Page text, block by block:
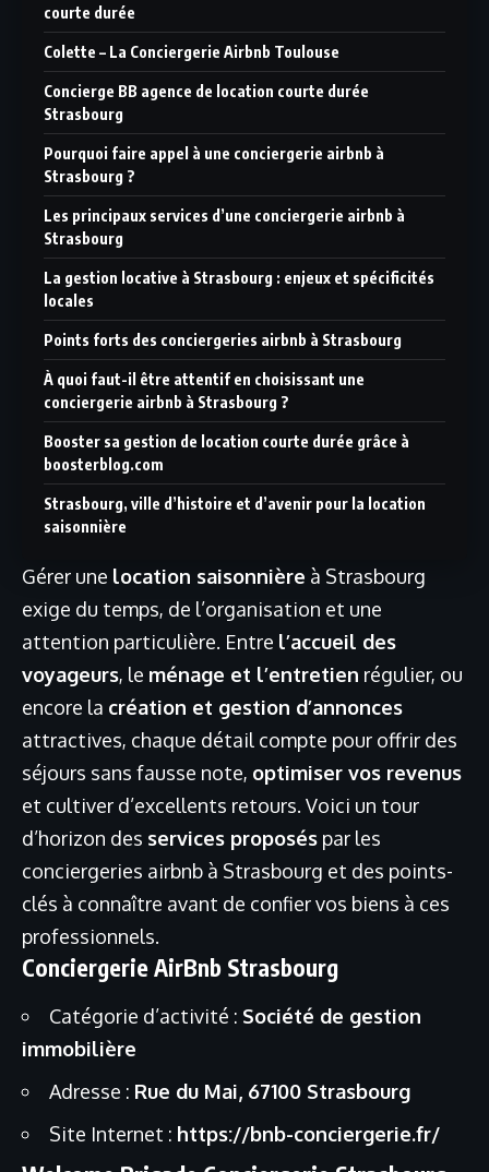
courte durée
Colette – La Conciergerie Airbnb Toulouse
Concierge BB agence de location courte durée
Strasbourg
Pourquoi faire appel à une conciergerie airbnb à
Strasbourg ?
Les principaux services d’une conciergerie airbnb à
Strasbourg
La gestion locative à Strasbourg : enjeux et spécificités
locales
Points forts des conciergeries airbnb à Strasbourg
À quoi faut-il être attentif en choisissant une
conciergerie airbnb à Strasbourg ?
Booster sa gestion de location courte durée grâce à
boosterblog.com
Strasbourg, ville d’histoire et d’avenir pour la location
saisonnière
Gérer une location saisonnière à Strasbourg
exige du temps, de l’organisation et une
attention particulière. Entre l’accueil des
voyageurs, le ménage et l’entretien régulier, ou
encore la création et gestion d’annonces
attractives, chaque détail compte pour offrir des
séjours sans fausse note, optimiser vos revenus
et cultiver d’excellents retours. Voici un tour
d’horizon des services proposés par les
conciergeries airbnb à Strasbourg et des points-
clés à connaître avant de confier vos biens à ces
professionnels.
Conciergerie AirBnb Strasbourg
Catégorie d’activité : Société de gestion
immobilière
Adresse : Rue du Mai, 67100 Strasbourg
Site Internet : https://bnb-conciergerie.fr/